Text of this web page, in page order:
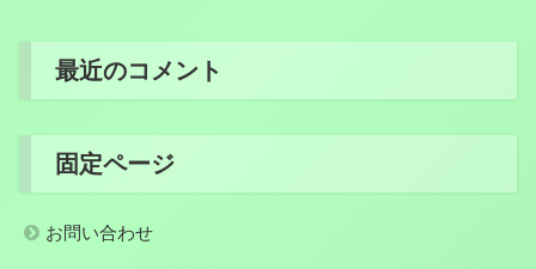
最近のコメント
固定ページ
お問い合わせ